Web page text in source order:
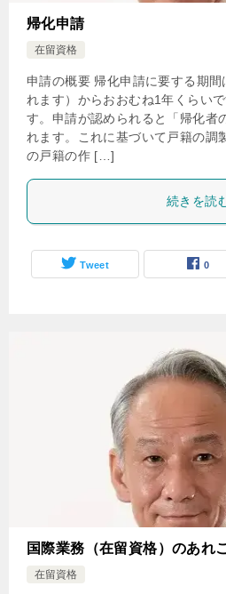
帰化申請
在留資格
申請の概要 帰化申請に要する期
れます）からおおむね1年くらい
す。申請が認められると「帰化者
れます。これに基づいて戸籍の調
の戸籍の作 […]
続きを読
Tweet 0
国際業務（在留資格）のあれ
在留資格